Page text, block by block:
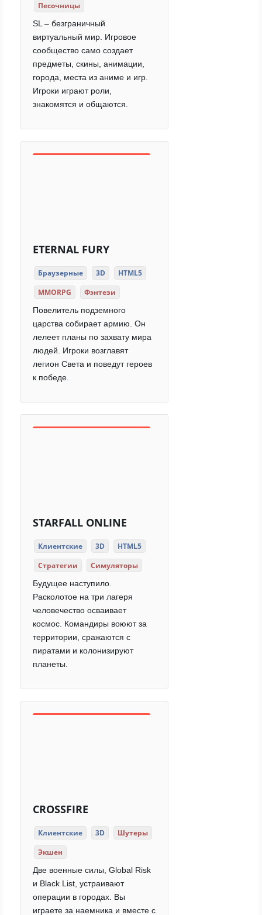
Песочницы
SL – безграничный
виртуальный мир. Игровое
сообщество само создает
предметы, скины, анимации,
города, места из аниме и игр.
Игроки играют роли,
знакомятся и общаются.
ETERNAL FURY
Браузерные 3D
HTML5
MMORPG
Фэнтези
Повелитель подземного
царства собирает армию. Он
лелеет планы по захвату мира
людей. Игроки возглавят
легион Света и поведут героев
к победе.
STARFALL ONLINE
Клиентские 3D
HTML5
Стратегии
Симуляторы
Будущее наступило.
Расколотое на три лагеря
человечество осваивает
космос. Командиры воюют за
территории, сражаются с
пиратами и колонизируют
планеты.
CROSSFIRE
Клиентские 3D
Шутеры
Экшен
Две военные силы, Global Risk
и Black List, устраивают
операции в городах. Вы
играете за наемника и вместе с